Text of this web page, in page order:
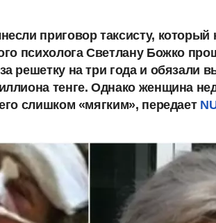
приговор таксисту, который
психолога Светлану Божко
решетку на три года и обязали
тенге. Однако женщина
слишком «мягким», передает